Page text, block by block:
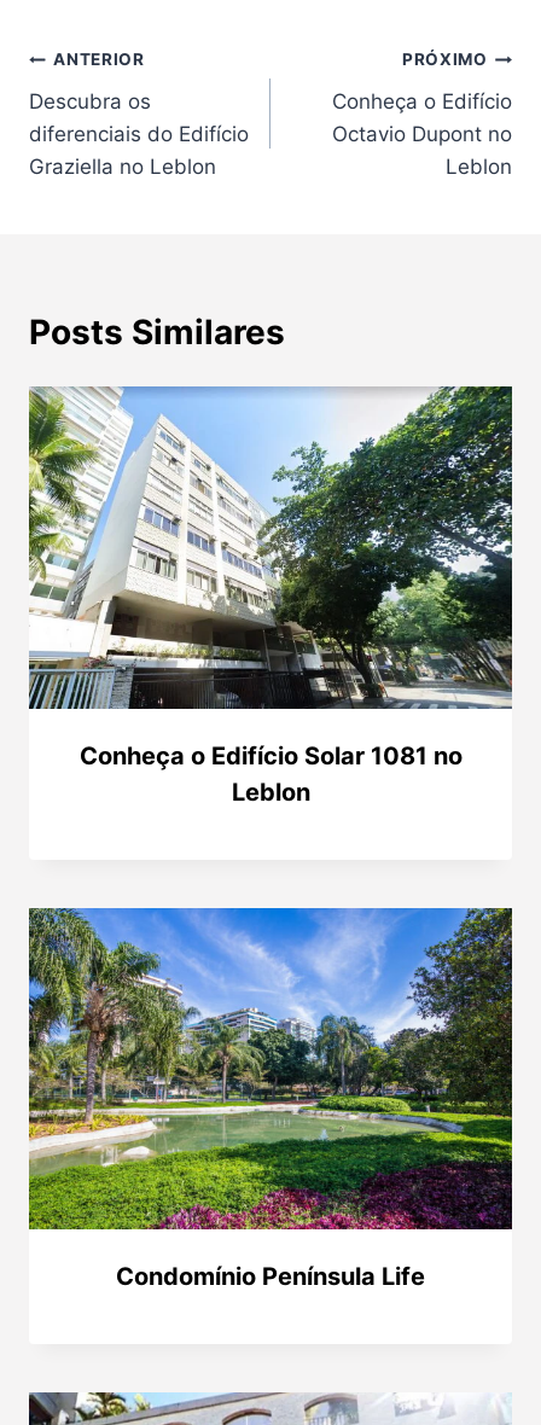
Navegação
de
Post
ANTERIOR
Descubra os
diferenciais do Edifício
Graziella no Leblon
PRÓXIMO
Conheça o Edifício
Octavio Dupont no
Leblon
Posts Similares
Conheça o Edifício Solar 1081 no
Leblon
Condomínio Península Life